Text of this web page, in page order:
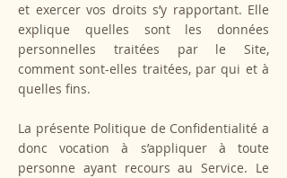
et exercer vos droits s’y rapportant. Elle
explique quelles sont les données
personnelles traitées par le Site,
comment sont-elles traitées, par qui et à
quelles fins.
La présente Politique de Confidentialité a
donc vocation à s’appliquer à toute
personne ayant recours au Service. Le